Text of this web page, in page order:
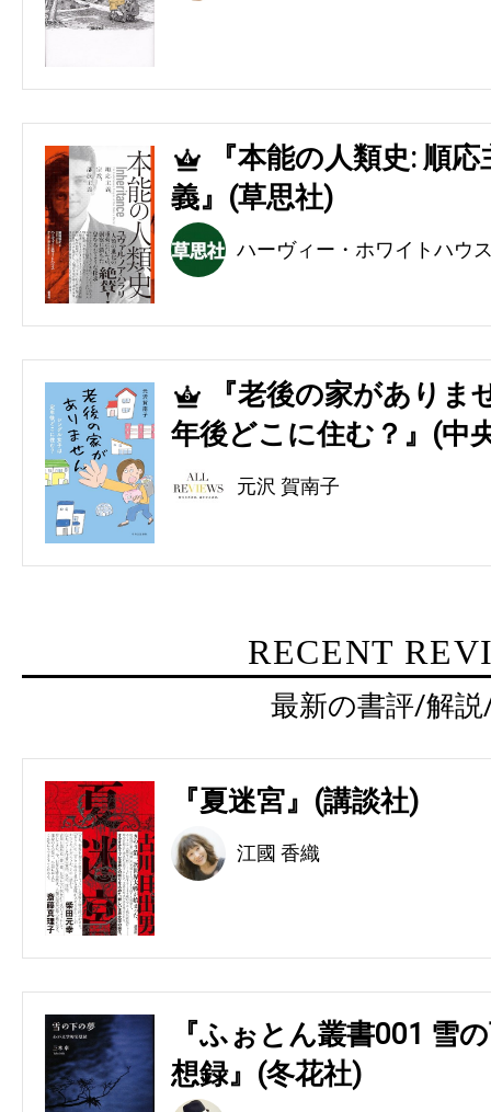
4
『本能の人類史: 順
義』(草思社)
ハーヴィー・ホワイトハウ
5
『老後の家があり
年後どこに住む？』(中
元沢 賀南子
RECENT
最新の書評/解
『夏迷宮』(講談社)
江國 香織
『ふぉとん叢書001 雪
想録』(冬花社)